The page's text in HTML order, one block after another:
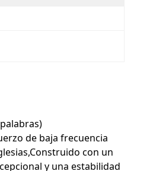
de baja frecuencia
con un
y una estabilidad